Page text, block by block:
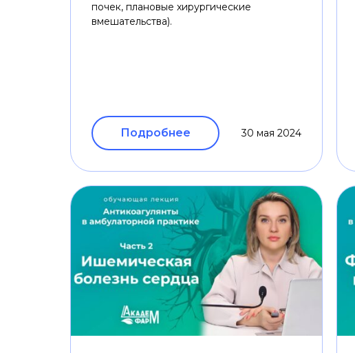
почек, плановые хирургические
вмешательства).
Подробнее 30 мая 2024